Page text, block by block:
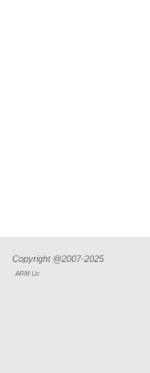
Copyright @2007-2025
ARM Llc